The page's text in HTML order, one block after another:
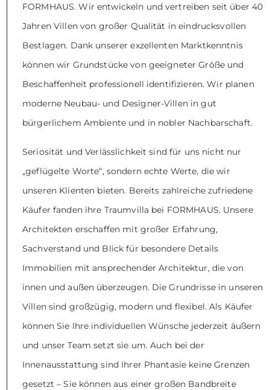
FORMHAUS. Wir entwickeln und vertreiben seit über 40
Jahren Villen von großer Qualität in eindrucksvollen
Bestlagen. Dank unserer exzellenten Marktkenntnis
können wir Grundstücke von geeigneter Größe und
Beschaffenheit professionell identifizieren. Wir planen
moderne Neubau- und Designer-Villen in gut
bürgerlichem Ambiente und in nobler Nachbarschaft.
Seriosität und Verlässlichkeit sind für uns nicht nur
„geflügelte Worte“, sondern echte Werte, die wir
unseren Klienten bieten. Bereits zahlreiche zufriedene
Käufer fanden ihre Traumvilla bei FORMHAUS. Unsere
Architekten erschaffen mit großer Erfahrung,
Sachverstand und Blick für besondere Details
Immobilien mit ansprechender Architektur, die von
innen und außen überzeugen. Die Grundrisse in unseren
Villen sind großzügig, modern und flexibel. Als Käufer
können Sie Ihre individuellen Wünsche jederzeit äußern
und unser Team setzt sie um. Auch bei der
Innenausstattung sind Ihrer Phantasie keine Grenzen
gesetzt – Sie können aus einer großen Bandbreite